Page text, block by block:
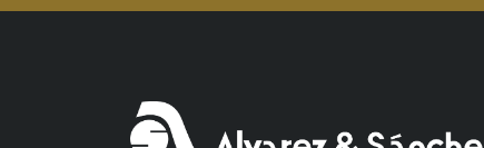
Barone Fini